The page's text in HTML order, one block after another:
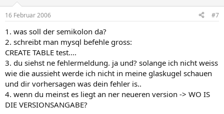
16 Februar 2006 #7
1. was soll der semikolon da?
2. schreibt man mysql befehle gross:
CREATE TABLE test....
3. du siehst ne fehlermeldung. ja und? solange ich nicht weiss
wie die aussieht werde ich nicht in meine glaskugel schauen
und dir vorhersagen was dein fehler is..
4. wenn du meinst es liegt an ner neueren version -> WO IS
DIE VERSIONSANGABE?